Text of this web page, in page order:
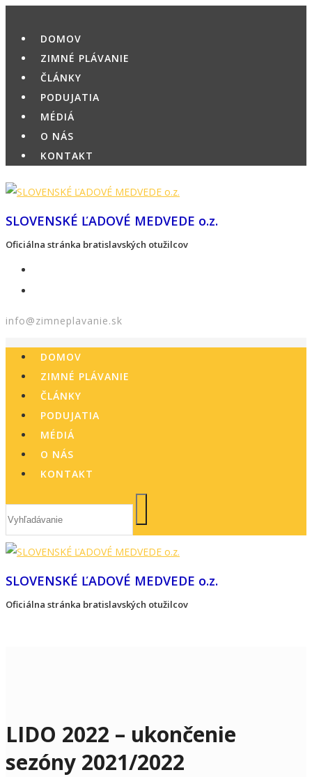
content
DOMOV
ZIMNÉ PLÁVANIE
ČLÁNKY
PODUJATIA
MÉDIÁ
O NÁS
KONTAKT
SLOVENSKÉ ĽADOVÉ MEDVEDE o.z.
Oficiálna stránka bratislavských otužilcov
info@zimneplavanie.sk
DOMOV
ZIMNÉ PLÁVANIE
ČLÁNKY
PODUJATIA
MÉDIÁ
O NÁS
KONTAKT
SLOVENSKÉ ĽADOVÉ MEDVEDE o.z.
Oficiálna stránka bratislavských otužilcov
LIDO 2022 – ukončenie
sezóny 2021/2022